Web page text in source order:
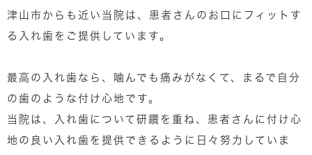
津山市からも近い当院は、患者さんのお口にフィットす
る入れ歯をご提供しています。
最高の入れ歯なら、噛んでも痛みがなくて、まるで自分
の歯のような付け心地です。
当院は、入れ歯について研鑽を重ね、患者さんに付け心
地の良い入れ歯を提供できるように日々努力していま